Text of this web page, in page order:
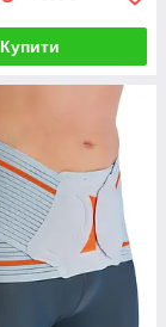
Купити